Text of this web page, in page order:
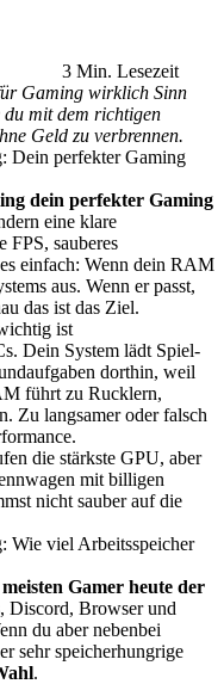
3 Min. Lesezeit
Gaming wirklich Sinn
mit dem richtigen
Geld zu verbrennen.
Dein perfekter Gaming
dein perfekter Gaming
eine klare
FPS, sauberes
einfach: Wenn dein RAM
aus. Wenn er passt,
das ist das Ziel.
ist
Dein System lädt Spiel-
dorthin, weil
führt zu Rucklern,
Zu langsamer oder falsch
die stärkste GPU, aber
mit billigen
nicht sauber auf die
Wie viel Arbeitsspeicher
Gamer heute der
Discord, Browser und
du aber nebenbei
sehr speicherhungrige
.